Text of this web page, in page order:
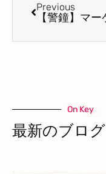
Previous
On Key
最新のブログ